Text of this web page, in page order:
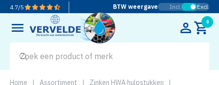
4.7/5 BTW weergave Incl. Excl.
0
Home | Assortiment | Zinken HWA hulpstukken
|